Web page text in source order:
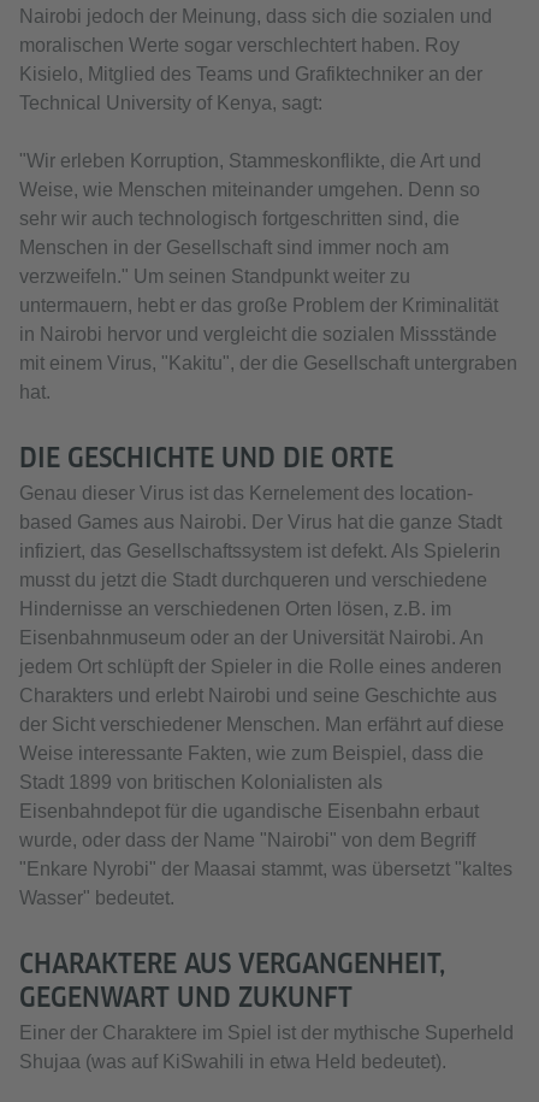
Nairobi jedoch der Meinung, dass sich die sozialen und
moralischen Werte sogar verschlechtert haben. Roy
Kisielo, Mitglied des Teams und Grafiktechniker an der
Technical University of Kenya, sagt:
"Wir erleben Korruption, Stammeskonflikte, die Art und
Weise, wie Menschen miteinander umgehen. Denn so
sehr wir auch technologisch fortgeschritten sind, die
Menschen in der Gesellschaft sind immer noch am
verzweifeln." Um seinen Standpunkt weiter zu
untermauern, hebt er das große Problem der Kriminalität
in Nairobi hervor und vergleicht die sozialen Missstände
mit einem Virus, "Kakitu", der die Gesellschaft untergraben
hat.
DIE GESCHICHTE UND DIE ORTE
Genau dieser Virus ist das Kernelement des location-
based Games aus Nairobi. Der Virus hat die ganze Stadt
infiziert, das Gesellschaftssystem ist defekt. Als Spielerin
musst du jetzt die Stadt durchqueren und verschiedene
Hindernisse an verschiedenen Orten lösen, z.B. im
Eisenbahnmuseum oder an der Universität Nairobi. An
jedem Ort schlüpft der Spieler in die Rolle eines anderen
Charakters und erlebt Nairobi und seine Geschichte aus
der Sicht verschiedener Menschen. Man erfährt auf diese
Weise interessante Fakten, wie zum Beispiel, dass die
Stadt 1899 von britischen Kolonialisten als
Eisenbahndepot für die ugandische Eisenbahn erbaut
wurde, oder dass der Name "Nairobi" von dem Begriff
"Enkare Nyrobi" der Maasai stammt, was übersetzt "kaltes
Wasser" bedeutet.
CHARAKTERE AUS VERGANGENHEIT,
GEGENWART UND ZUKUNFT
Einer der Charaktere im Spiel ist der mythische Superheld
Shujaa (was auf KiSwahili in etwa Held bedeutet).